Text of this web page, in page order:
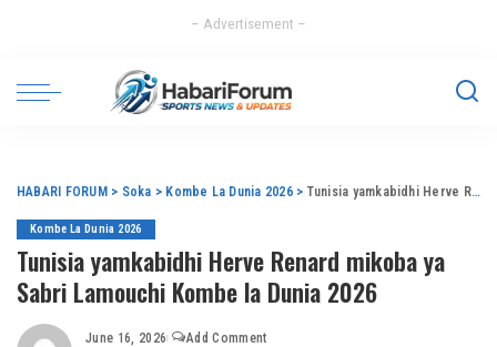
– Advertisement –
HABARI FORUM > Soka > Kombe La Dunia 2026> Tunisia yamkabidhi Herve Renard mikoba ya Sabri Lamouchi Kombe la Dunia 2026
Kombe La Dunia 2026
Tunisia yamkabidhi Herve Renard mikoba ya
Sabri Lamouchi Kombe la Dunia 2026
June 16, 2026
Add Comment